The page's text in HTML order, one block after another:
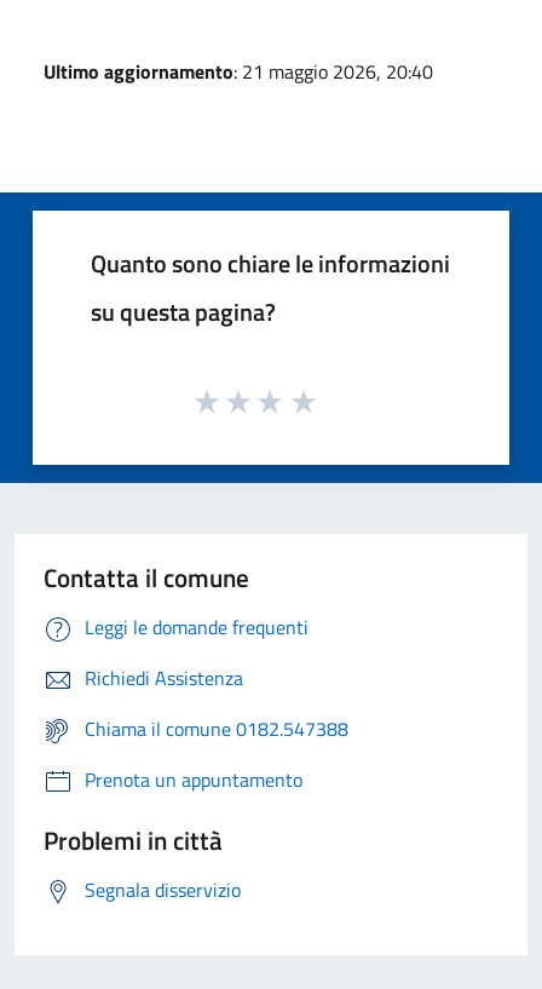
Ultimo aggiornamento: 21 maggio 2026, 20:40
Quanto sono chiare le informazioni
su questa pagina?
Contatta il comune
Leggi le domande frequenti
Richiedi Assistenza
Chiama il comune 0182.547388
Prenota un appuntamento
Problemi in città
Segnala disservizio